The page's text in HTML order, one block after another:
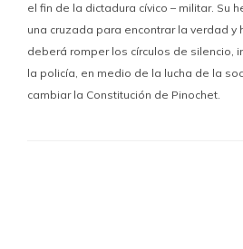
el fin de la dictadura cívico – militar. Su
una cruzada para encontrar la verdad y
deberá romper los círculos de silencio,
la policía, en medio de la lucha de la
cambiar la Constitución de Pinochet.